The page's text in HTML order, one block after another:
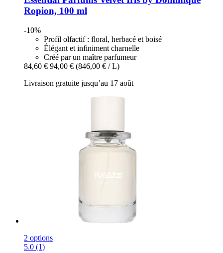
Ropion, 100 ml
-10%
Profil olfactif : floral, herbacé et boisé
Élégant et infiniment charnelle
Créé par un maître parfumeur
84,60 € 94,00 € (846,00 € / L)
Livraison gratuite jusqu’au 17 août
2 options
5.0 (1)